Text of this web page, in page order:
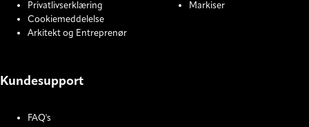
Privatlivserklæring
Cookiemeddelelse
Arkitekt og Entreprenør
Markiser
Kundesupport
FAQ's